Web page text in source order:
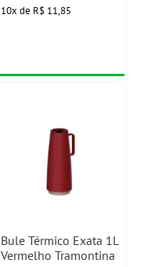
10x de R$ 11,85
Bule Térmico Exata 1L
Vermelho Tramontina